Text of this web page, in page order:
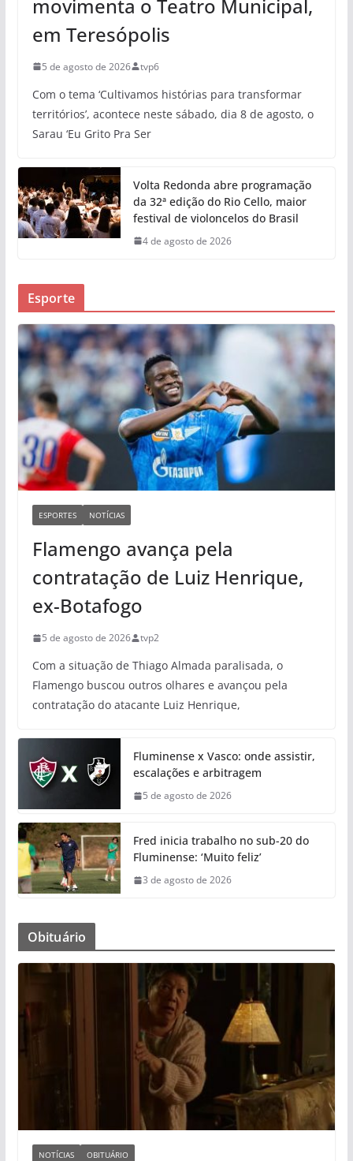
movimenta o Teatro Municipal,
em Teresópolis
5 de agosto de 2026 tvp6
Com o tema ‘Cultivamos histórias para transformar
territórios’, acontece neste sábado, dia 8 de agosto, o
Sarau ‘Eu Grito Pra Ser
Volta Redonda abre programação
da 32ª edição do Rio Cello, maior
festival de violoncelos do Brasil
4 de agosto de 2026
Esporte
ESPORTES NOTÍCIAS
Flamengo avança pela
contratação de Luiz Henrique,
ex-Botafogo
5 de agosto de 2026 tvp2
Com a situação de Thiago Almada paralisada, o
Flamengo buscou outros olhares e avançou pela
contratação do atacante Luiz Henrique,
Fluminense x Vasco: onde assistir,
escalações e arbitragem
5 de agosto de 2026
Fred inicia trabalho no sub-20 do
Fluminense: ‘Muito feliz’
3 de agosto de 2026
Obituário
NOTÍCIAS OBITUÁRIO